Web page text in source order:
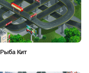
Рыба Кит